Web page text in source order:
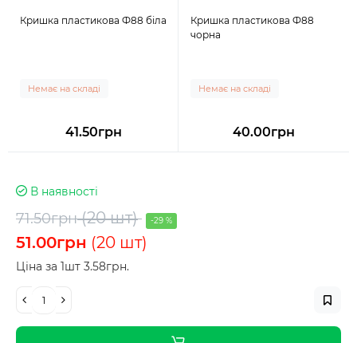
Кришка пластикова Ф88 біла
Немає на складі
41.50грн
Кришка пластикова Ф88
чорна
Немає на складі
40.00грн
В наявності
71.50грн(20 шт) -29 %
51.00грн (20 шт)
Ціна за 1шт 3.58грн.